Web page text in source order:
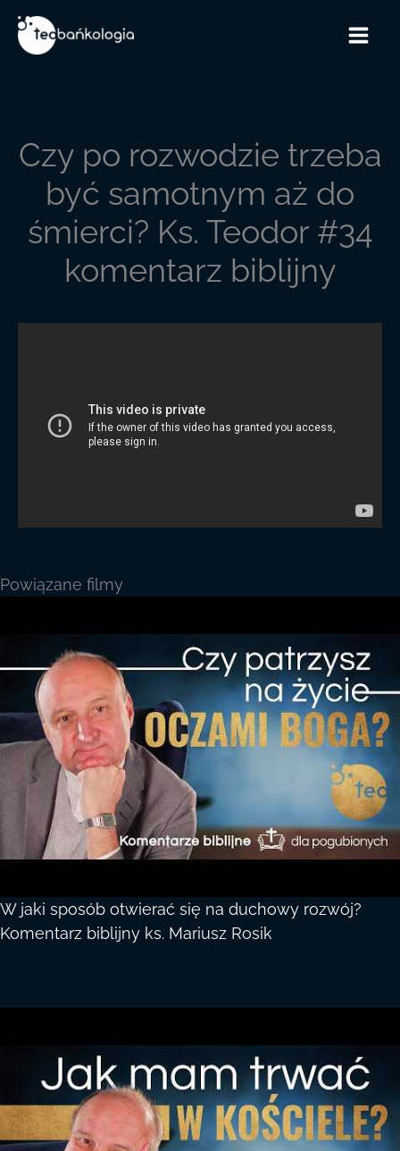
do
treści
Czy po rozwodzie trzeba
być samotnym aż do
śmierci? Ks. Teodor #34
komentarz biblijny
Powiązane filmy
W jaki sposób otwierać się na duchowy rozwój?
Komentarz biblijny ks. Mariusz Rosik